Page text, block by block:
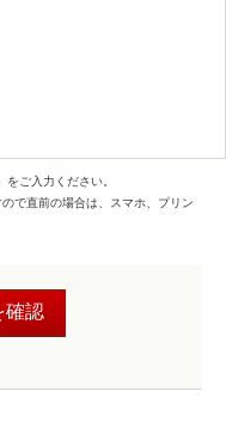
ご入力ください。
で直前の場合は、スマホ、プリン